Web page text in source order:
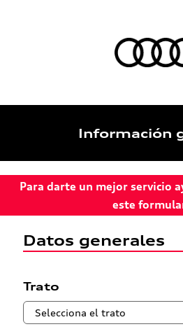
Información
Para darte un mejor servicio
este
Datos generales
Trato